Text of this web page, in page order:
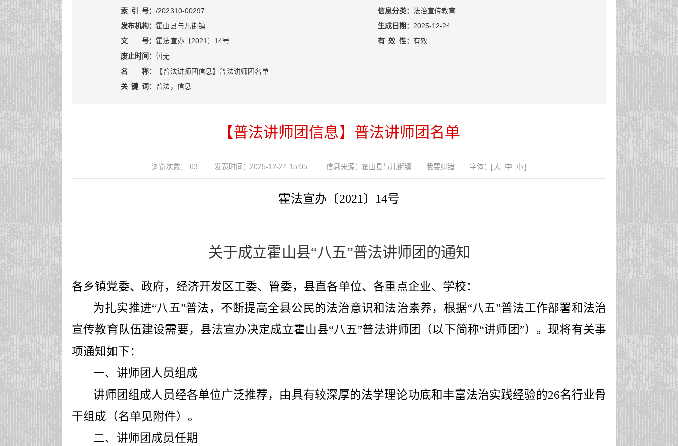
索 引 号： /202310-00297 信息分类： 法治宣传教育
发布机构： 霍山县与儿街镇 生成日期： 2025-12-24
文 号： 霍法宣办〔2021〕14号 有 效 性： 有效
废止时间： 暂无
名 称：
【普法讲师团信息】普法讲师团名单
关 键 词： 普法，信息
【普法讲师团信息】普法讲师团名单
浏览次数： 63 发表时间：2025-12-24 15:05 信息来源：霍山县与儿街镇 我要纠错 字体： [大 中 小]
霍法宣办〔2021 〕 14号
关于成立霍山县“八五”普法讲师团的通知
各乡镇党委、政府，经济开发区工委、管委，县直各单位、各重点企业、学校：
为扎实推进“八五”普法，不断提高全县公民的法治意识和法治素养，根据“八五”普法工作部署和法治
宣传教育队伍建设需要，县法宣办决定成立霍山县“八五”普法讲师团（以下简称“讲师团”）。现将有关事
项通知如下：
一、讲师团人员组成
讲师团组成人员经各单位广泛推荐，由具有较深厚的法学理论功底和丰富法治实践经验的26名行业骨
干组成（名单见附件）。
二、讲师团成员任期